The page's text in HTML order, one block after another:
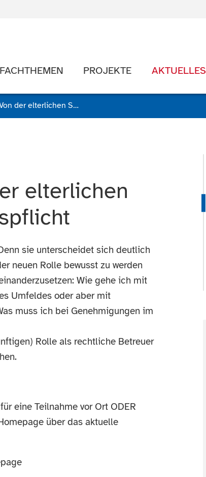
FACHTHEMEN PROJEKTE AKTUELLES
Rechtliche Betreuung: Von der elterlichen Sorge zur Wunschbefolgungspflicht
elterlichen
sie unterscheidet sich deutlich
neuen Rolle bewusst zu werden
Wie gehe ich mit
Umfeldes oder aber mit
muss ich bei Genehmigungen im
Rolle als rechtliche Betreuer
eine Teilnahme vor Ort ODER
über das aktuelle